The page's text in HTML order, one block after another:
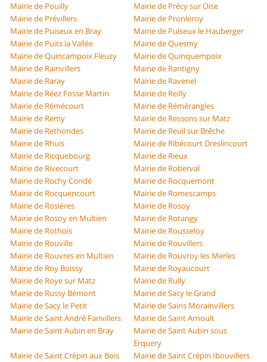
Mairie de Pouilly
Mairie de Précy sur Oise
Mairie de Prévillers
Mairie de Pronleroy
Mairie de Puiseux en Bray
Mairie de Puiseux le Hauberger
Mairie de Puits la Vallée
Mairie de Quesmy
Mairie de Quincampoix Fleuzy
Mairie de Quinquempoix
Mairie de Rainvillers
Mairie de Rantigny
Mairie de Raray
Mairie de Ravenel
Mairie de Réez Fosse Martin
Mairie de Reilly
Mairie de Rémécourt
Mairie de Rémérangles
Mairie de Remy
Mairie de Ressons sur Matz
Mairie de Rethondes
Mairie de Reuil sur Brêche
Mairie de Rhuis
Mairie de Ribécourt Dreslincourt
Mairie de Ricquebourg
Mairie de Rieux
Mairie de Rivecourt
Mairie de Roberval
Mairie de Rochy Condé
Mairie de Rocquemont
Mairie de Rocquencourt
Mairie de Romescamps
Mairie de Rosières
Mairie de Rosoy
Mairie de Rosoy en Multien
Mairie de Rotangy
Mairie de Rothois
Mairie de Rousseloy
Mairie de Rouville
Mairie de Rouvillers
Mairie de Rouvres en Multien
Mairie de Rouvroy les Merles
Mairie de Roy Boissy
Mairie de Royaucourt
Mairie de Roye sur Matz
Mairie de Rully
Mairie de Russy Bémont
Mairie de Sacy le Grand
Mairie de Sacy le Petit
Mairie de Sains Morainvillers
Mairie de Saint André Farivillers
Mairie de Saint Arnoult
Mairie de Saint Aubin en Bray
Mairie de Saint Aubin sous
Erquery
Mairie de Saint Crépin aux Bois
Mairie de Saint Crépin Ibouvillers